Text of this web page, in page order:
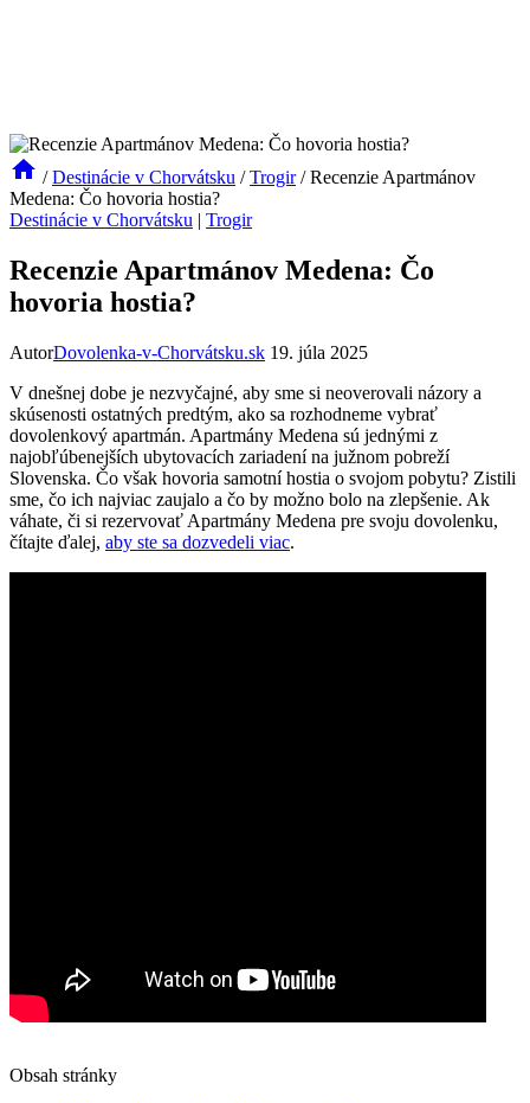
/ Destinácie v Chorvátsku / Trogir / Recenzie Apartmánov
Medena: Čo hovoria hostia?
Destinácie v Chorvátsku | Trogir
Recenzie Apartmánov Medena: Čo
hovoria hostia?
AutorDovolenka-v-Chorvátsku.sk 19. júla 2025
V dnešnej dobe je nezvyčajné, aby sme si neoverovali názory a
skúsenosti ostatných predtým, ako sa rozhodneme vybrať
dovolenkový apartmán. Apartmány Medena sú jednými z
najobľúbenejších ubytovacích zariadení na južnom pobreží
Slovenska. Čo však hovoria samotní hostia o svojom pobytu? Zistili
sme, čo ich najviac zaujalo a čo by možno bolo na zlepšenie. Ak
váhate, či si rezervovať Apartmány Medena pre svoju dovolenku,
čítajte ďalej, aby ste sa dozvedeli viac.
Obsah stránky